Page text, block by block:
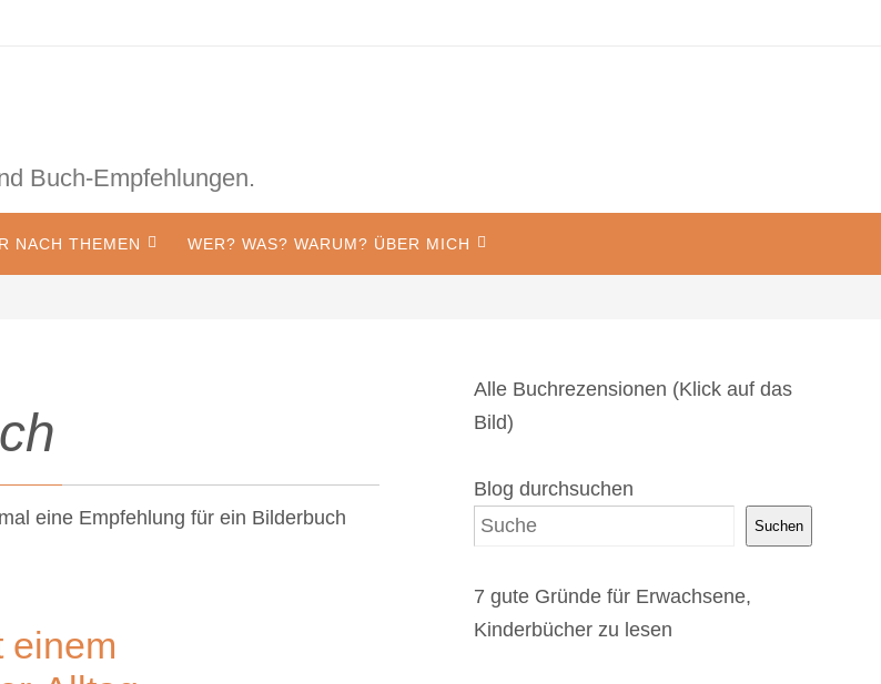
Buch-Empfehlungen.
NACH THEMEN WER? WAS? WARUM? ÜBER MICH
eine Empfehlung für ein Bilderbuch
einem
Alle Buchrezensionen (Klick auf das
Bild)
Blog durchsuchen
Suchen
7 gute Gründe für Erwachsene,
Kinderbücher zu lesen